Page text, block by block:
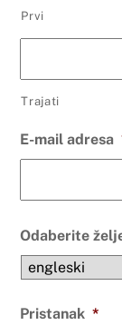
Prvi
Trajati
E-mail adresa
Odaberite
Pristanak *